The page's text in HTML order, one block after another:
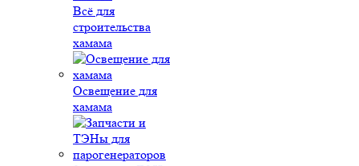
Всё для
строительства
хамама
Освещение для
хамама